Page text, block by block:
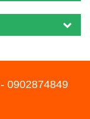
0902874849